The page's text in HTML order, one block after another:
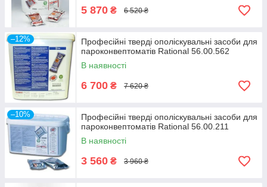
5 870 ₴ 6 520 ₴
–12%
Професійні тверді ополіскувальні засоби для
пароконвептоматів Rational 56.00.562
В наявності
6 700 ₴ 7 620 ₴
–10%
Професійні тверді ополіскувальні засоби для
пароконвептоматів Rational 56.00.211
В наявності
3 560 ₴ 3 960 ₴